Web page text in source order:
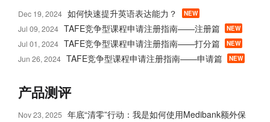
Dec 19, 2024 如何快速提升英语表达能力？ NEW
Jul 09, 2024 TAFE竞争型课程申请注册指南——注册篇 NEW
Jul 01, 2024 TAFE竞争型课程申请注册指南——打分篇 NEW
Jun 26, 2024 TAFE竞争型课程申请注册指南——申请篇 NEW
产品测评
Nov 23, 2025 年底“清零”行动：我是如何使用Medibank额外保